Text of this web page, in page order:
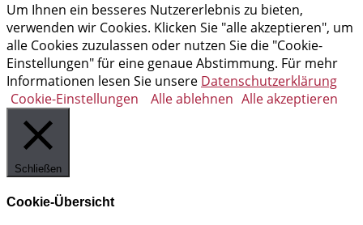
Um Ihnen ein besseres Nutzererlebnis zu bieten,
verwenden wir Cookies. Klicken Sie "alle akzeptieren", um
alle Cookies zuzulassen oder nutzen Sie die "Cookie-
Einstellungen" für eine genaue Abstimmung. Für mehr
Informationen lesen Sie unsere Datenschutzerklärung
Cookie-Einstellungen
Alle ablehnen Alle akzeptieren
Schließen
Cookie-Übersicht